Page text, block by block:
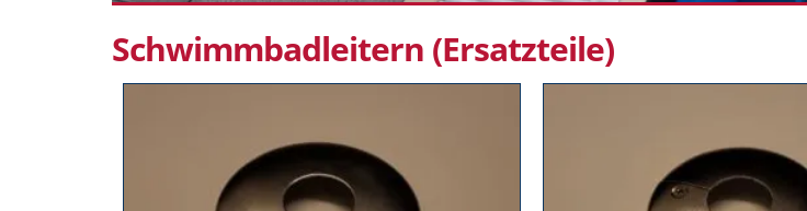
Schwimmbadleitern (Ersatzteile)